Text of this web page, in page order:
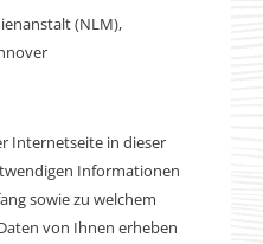
(NLM),
Internetseite in dieser
Informationen
sowie zu welchem
von Ihnen erheben